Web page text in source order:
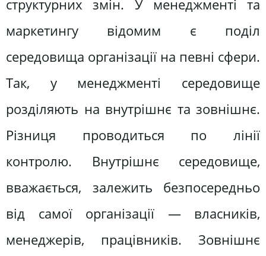
структурних змін. У менеджменті та
маркетингу відомим є поділ
середовища організації на певні сфери.
Так, у менеджменті середовище
розділяють на внутрішнє та зовнішнє.
Різниця проводиться по лінії
контролю. Внутрішнє середовище,
вважається, залежить безпосередньо
від самої організації — власників,
менеджерів, працівників. Зовнішнє